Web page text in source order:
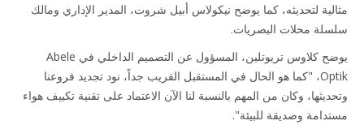
مثالية لتحديثه، كما يوضح نيكولاس أبيل شروت، المدير الإداري ومالك
سلسلة محلات البصريات.
يوضح كلاوس تريوتلين، المسؤول عن التصميم الداخلي في Abele
Optik، "كما هو الحال في المستقبل القريب جداً، نود تجديد فروعنا
وتحديثها، وكان من المهم بالنسبة لنا الآن الاعتماد على تقنية تكييف هواء
مستدامة وصديقة للبيئة".